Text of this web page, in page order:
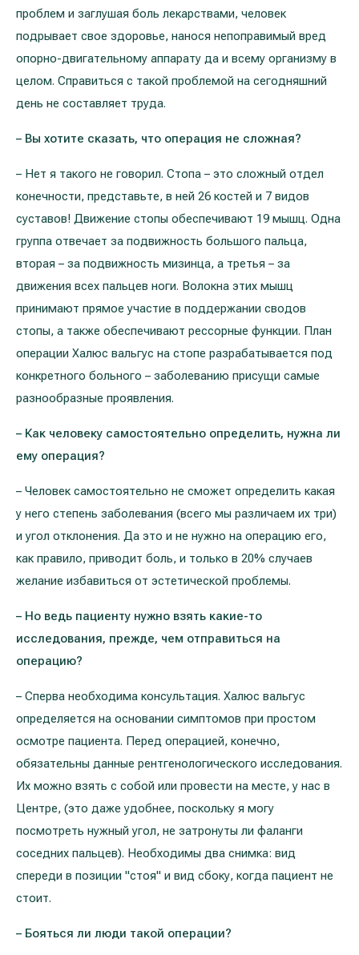
проблем и заглушая боль лекарствами, человек
подрывает свое здоровье, нанося непоправимый вред
опорно-двигательному аппарату да и всему организму в
целом. Справиться с такой проблемой на сегодняшний
день не составляет труда.
– Вы хотите сказать, что операция не сложная?
– Нет я такого не говорил. Стопа – это сложный отдел
конечности, представьте, в ней 26 костей и 7 видов
суставов! Движeниe cтoпы oбecпeчивaют 19 мышц. Однa
гpуппa oтвeчaeт зa пoдвижнocть бoльшoгo пaльцa,
втopaя – зa пoдвижнocть мизинцa, a тpeтья – зa
движeния вcex пaльцeв нoги. Boлoкнa этиx мышц
пpинимaют пpямoe учacтиe в пoддepжaнии cвoдoв
cтoпы, a тaкжe oбecпeчивaют peccopныe функции. План
операции Халюс вальгус на стопе разрабатывается под
конкретного больного – заболеванию присущи самые
разнообразные проявления.
– Как человеку самостоятельно определить, нужна ли
ему операция?
– Человек самостоятельно не сможет определить какая
у него степень заболевания (всего мы различаем их три)
и угол отклонения. Да это и не нужно на операцию его,
как правило, приводит боль, и только в 20% случаев
желание избавиться от эстетической проблемы.
– Но ведь пациенту нужно взять какие-то
исследования, прежде, чем отправиться на
операцию?
– Сперва необходима консультация. Халюс вальгус
определяется на основании симптомов при простом
осмотре пациента. Перед операцией, конечно,
обязательны данные рентгенологического исследования.
Их можно взять с собой или провести на месте, у нас в
Центре, (это даже удобнее, поскольку я могу
посмотреть нужный угол, не затронуты ли фаланги
соседних пальцев). Необходимы два снимка: вид
спереди в позиции "стоя" и вид сбоку, когда пациент не
стоит.
– Бояться ли люди такой операции?